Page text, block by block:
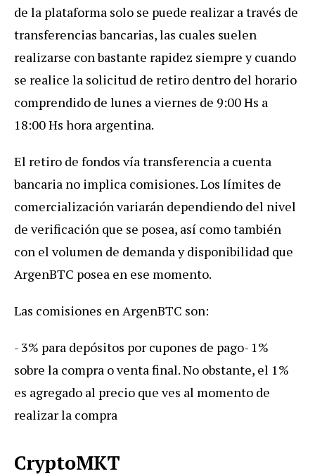
de la plataforma solo se puede realizar a través de
transferencias bancarias, las cuales suelen
realizarse con bastante rapidez siempre y cuando
se realice la solicitud de retiro dentro del horario
comprendido de lunes a viernes de 9:00 Hs a
18:00 Hs hora argentina.
El retiro de fondos vía transferencia a cuenta
bancaria no implica comisiones. Los límites de
comercialización variarán dependiendo del nivel
de verificación que se posea, así como también
con el volumen de demanda y disponibilidad que
ArgenBTC posea en ese momento.
Las comisiones en ArgenBTC son:
- 3% para depósitos por cupones de pago- 1%
sobre la compra o venta final. No obstante, el 1%
es agregado al precio que ves al momento de
realizar la compra
CryptoMKT